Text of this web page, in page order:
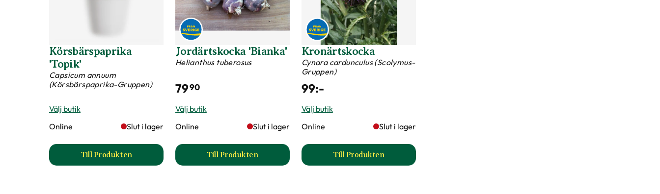
Körsbärspaprika
'Topik'
Capsicum annuum
(Körsbärspaprika-Gruppen)
Välj butik
Online
Slut i lager
Till Produkten
till Körsbärspaprika 'Topik' produktsida
Jordärtskocka 'Bianka'
Helianthus tuberosus
7990
Välj butik
Online
Slut i lager
Till Produkten
till Jordärtskocka 'Bianka' produktsida
Kronärtskocka
Cynara cardunculus (Scolymus-
Gruppen)
99:-
Välj butik
Online
Slut i lager
Till Produkten
till Kronärtskocka produktsida